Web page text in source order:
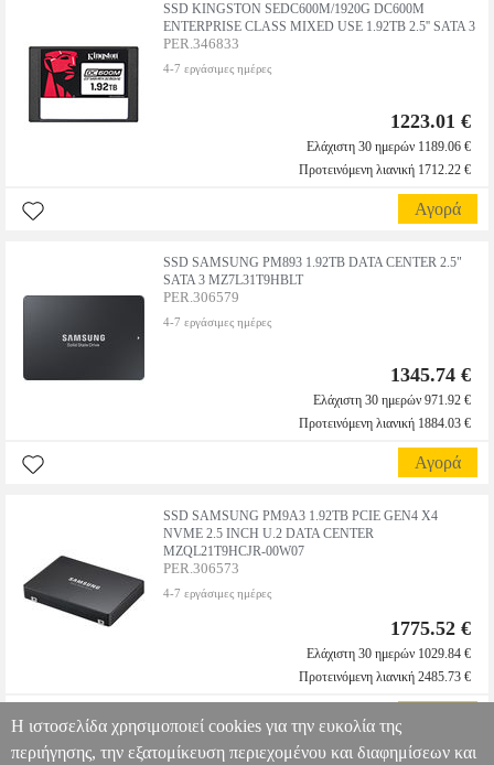
SSD KINGSTON SEDC600M/1920G DC600M
ENTERPRISE CLASS MIXED USE 1.92TB 2.5'' SATA 3
PER.346833
4-7 εργάσιμες ημέρες
1223.01 €
Ελάχιστη 30 ημερών 1189.06 €
Προτεινόμενη λιανική 1712.22 €
Αγορά
SSD SAMSUNG PM893 1.92TB DATA CENTER 2.5"
SATA 3 MZ7L31T9HBLT
PER.306579
4-7 εργάσιμες ημέρες
1345.74 €
Ελάχιστη 30 ημερών 971.92 €
Προτεινόμενη λιανική 1884.03 €
Αγορά
SSD SAMSUNG PM9A3 1.92TB PCIE GEN4 X4
NVME 2.5 INCH U.2 DATA CENTER
MZQL21T9HCJR-00W07
PER.306573
4-7 εργάσιμες ημέρες
1775.52 €
Ελάχιστη 30 ημερών 1029.84 €
Προτεινόμενη λιανική 2485.73 €
Η ιστοσελίδα χρησιμοποιεί cookies για την ευκολία της
περιήγησης, την εξατομίκευση περιεχομένου και διαφημίσεων και